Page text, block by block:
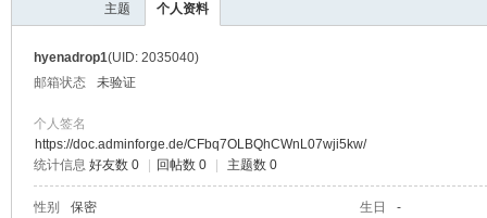
主题 个人资料
hyenadrop1(UID: 2035040)
邮箱状态
未验证
个人签名
https://doc.adminforge.de/CFbq7OLBQhCWnL07wji5kw/
统计信息 好友数 0 回帖数 0 主题数 0
性别 保密 生日 -